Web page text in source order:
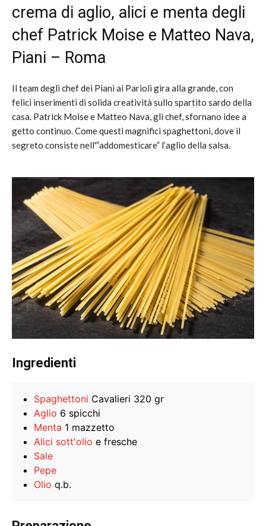
crema di aglio, alici e menta degli
chef Patrick Moise e Matteo Nava,
Piani – Roma
Il team degli chef dei Piani ai Parioli gira alla grande, con
felici inserimenti di solida creatività sullo spartito sardo della
casa. Patrick Moise e Matteo Nava, gli chef, sfornano idee a
getto continuo. Come questi magnifici spaghettoni, dove il
segreto consiste nell'”addomesticare” l’aglio della salsa.
Ingredienti
Spaghettoni Cavalieri 320 gr
Aglio 6 spicchi
Menta 1 mazzetto
Alici sott'olio e fresche
Sale
Pepe
Olio q.b.